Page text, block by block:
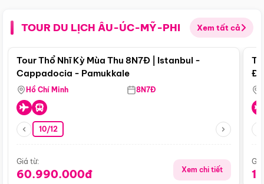
TOUR DU LỊCH ÂU-ÚC-MỸ-PHI Xem tất cả
Điểm nổi bật
Tour Thổ Nhĩ Kỳ Mùa Thu 8N7Đ | Istanbul -
Cappadocia - Pamukkale
Hồ Chí Minh 8N7Đ
10/12
Giá từ:
60.990.000đ Xem chi tiết